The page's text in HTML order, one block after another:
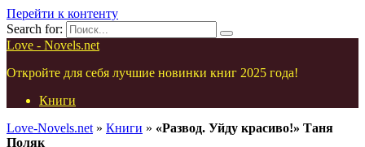
Перейти к контенту
Search for:
Love - Novels.net
Откройте для себя лучшие новинки книг 2025 года!
Книги
Love-Novels.net » Книги » «Развод. Уйду красиво!» Таня
Поляк